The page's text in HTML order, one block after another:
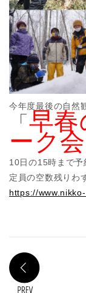
今年度最後の自然
「早春
ーク会
10日の15時まで予
定員の空数残りわ
https://